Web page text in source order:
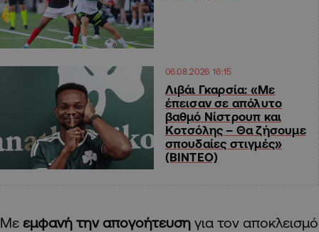
06.08.2026 16:15
Λιβάι Γκαρσία: «Με
έπεισαν σε απόλυτο
βαθμό Νίστρουπ και
Κοτσόλης – Θα ζήσουμε
σπουδαίες στιγμές»
(ΒΙΝΤΕΟ)
Με εμφανή την απογοήτευση για τον αποκλεισμό